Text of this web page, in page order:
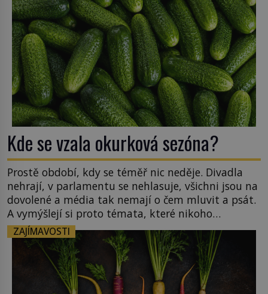
Kde se vzala okurková sezóna?
Prostě období, kdy se téměř nic neděje. Divadla
nehrají, v parlamentu se nehlasuje, všichni jsou na
dovolené a média tak nemají o čem mluvit a psát.
A vymýšlejí si proto témata, které nikoho
nezajímají. Proč je však ona letní doba spojovaná
zrovna s okurkami? Okurkovou sezónu známe už
od poloviny 19. století, ovšem jako Češi […]
ZAJÍMAVOSTI